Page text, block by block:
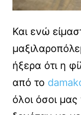
Και ενώ
ήξερα ότι η
από το
όλοι όσοι